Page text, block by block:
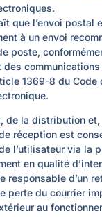
que l’envoi postal
à un envoi
poste,
1369-8 du
de la distribution
réception est
l’utilisateur via la
en qualité
responsable d’un
perte du courrier
au